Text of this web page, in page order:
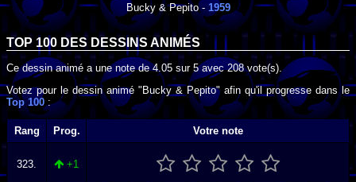
Bucky & Pepito- 1959
TOP 100 DES DESSINS ANIMÉS
Ce dessin animé a une note de4.05 sur 5avec208vote(s).
Votez pour le dessin animé "Bucky & Pepito" afin qu'il progresse dans le
Top 100 :
Rang Prog. Votre note
323. +1